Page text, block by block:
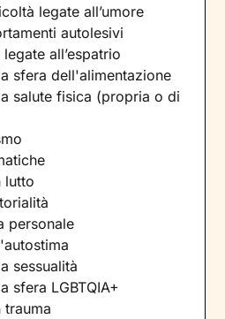
legate all’umore
autolesivi
all’espatrio
sfera dell'alimentazione
salute fisica (propria o di
lutto
personale
sessualità
sfera LGBTQIA+
trauma